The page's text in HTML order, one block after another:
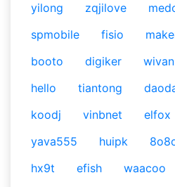
yilong
zqjilove
spmobile
fisio
booto
digiker
hello
tiantong
koodj
vinbnet elfox
yava555
huipk
hx9t
efish waacoo